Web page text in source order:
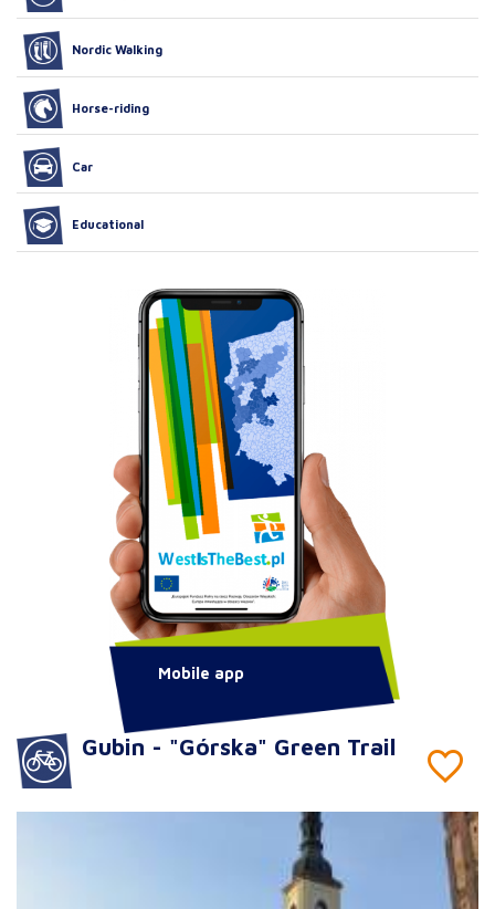
Gubin - "Górska" Green Trail
Nordic Walking
Horse-riding
Car
Educational
Mobile app